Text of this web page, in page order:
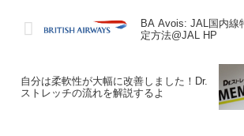
4,950円...
らはあらかじ
い...
BA Avois: JAL国内線
定方法@JAL HP
自分は柔軟性が大幅に改善しました！Dr.
ストレッチの流れを解説するよ